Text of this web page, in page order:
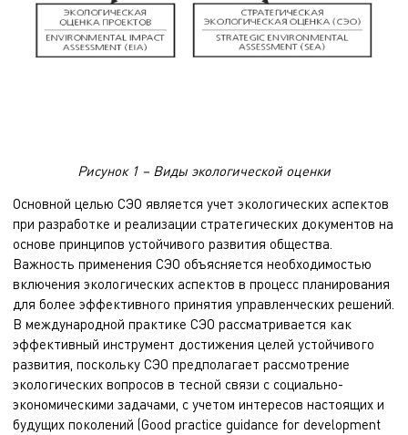
Рисунок 1 – Виды экологической оценки
Основной целью СЭО является учет экологических аспектов
при разработке и реализации стратегических документов на
основе принципов устойчивого развития общества.
Важность применения СЭО объясняется необходимостью
включения экологических аспектов в процесс планирования
для более эффективного принятия управленческих решений.
В международной практике СЭО рассматривается как
эффективный инструмент достижения целей устойчивого
развития, поскольку СЭО предполагает рассмотрение
экологических вопросов в тесной связи с социально-
экономическими задачами, с учетом интересов настоящих и
будущих поколений (Good practice guidance for development